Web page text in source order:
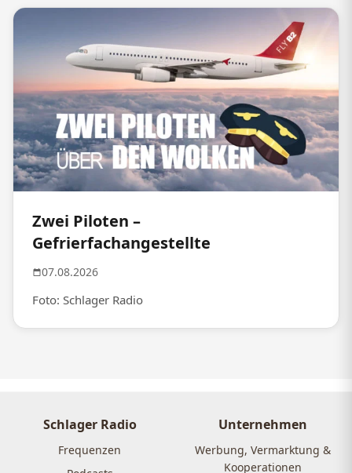
Zwei Piloten –
Gefrierfachangestellte
07.08.2026
Foto: Schlager Radio
Schlager Radio
Frequenzen
Unternehmen
Werbung, Vermarktung &
Kooperationen